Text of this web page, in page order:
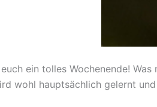
ein tolles Wochenende! Was
wohl hauptsächlich gelernt